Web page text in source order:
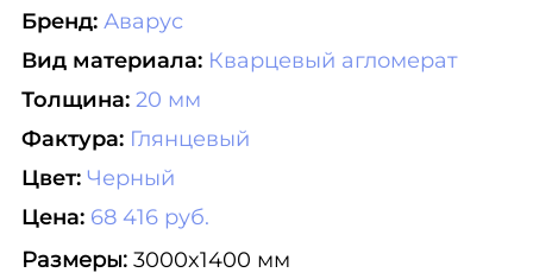
Бренд: Аварус
Вид материала: Кварцевый агломерат
Толщина: 20 мм
Фактура: Глянцевый
Цвет: Черный
Цена: 68 416 руб.
Размеры: 3000x1400 мм